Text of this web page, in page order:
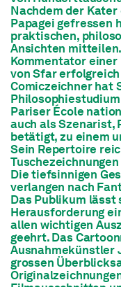
Nachdem der Kater
Papagei gefressen
praktischen,
Ansichten
Kommentator einer
von Sfar
Comiczeichner hat
Pariser École
auch als Szenarist,
betätigt, zu einem
Sein Repertoire
Die tiefsinnigen
verlangen nach
Das Publikum
Herausforderung
allen wichtigen
geehrt. Das
Ausnahmekünstler
grossen